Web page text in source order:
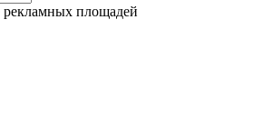
площадей